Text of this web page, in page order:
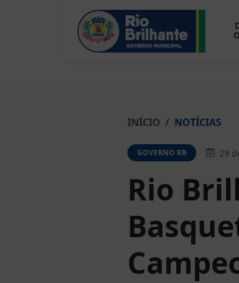
INÍCIO NOTÍCIAS
GOVERNO RB 29
Rio